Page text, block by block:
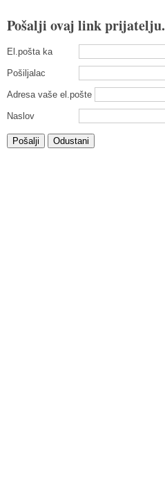
Pošalji ovaj link prijatelju.
El.pošta ka
Pošiljalac
Adresa vaše el.pošte
Naslov
Pošalji Odustani